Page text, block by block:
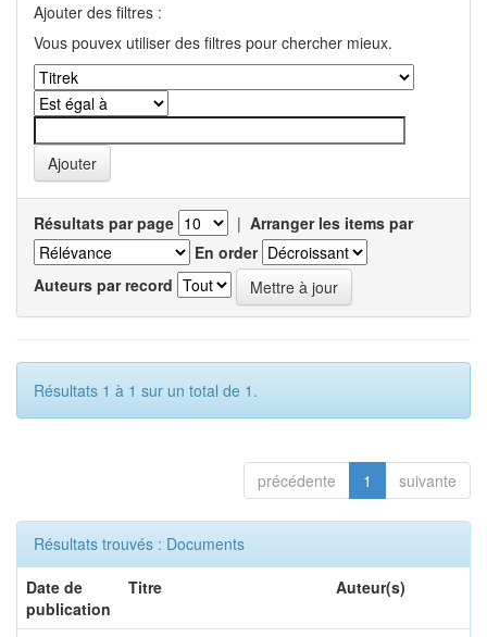
Ajouter des filtres :
Vous pouvex utiliser des filtres pour chercher mieux.
Résultats par page | Arranger les items par
En order
Auteurs par record
Résultats 1 à 1 sur un total de 1.
précédente 1 suivante
Résultats trouvés : Documents
Date de
publication
Titre Auteur(s)